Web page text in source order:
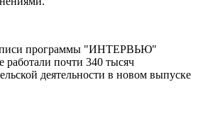
записи программы "ИНТЕРВЬЮ"
почти 340 тысяч
деятельности в новом выпуске